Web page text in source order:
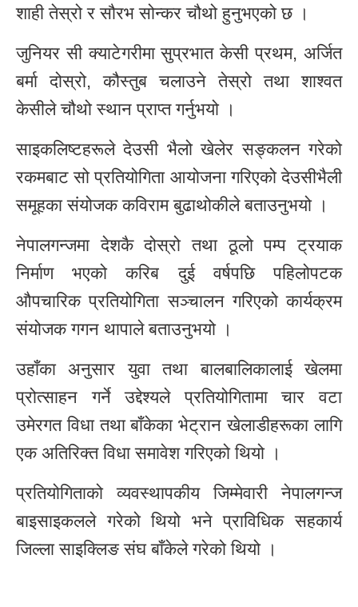
शाही तेस्रो र सौरभ सोन्कर चौथो हुनुभएको छ ।
जुनियर सी क्याटेगरीमा सुप्रभात केसी प्रथम, अर्जित
बर्मा दोस्रो, कौस्तुब चलाउने तेस्रो तथा शाश्वत
केसीले चौथो स्थान प्राप्त गर्नुभयो ।
साइकलिष्टहरूले देउसी भैलो खेलेर सङ्कलन गरेको
रकमबाट सो प्रतियोगिता आयोजना गरिएको देउसीभैली
समूहका संयोजक कविराम बुढाथोकीले बताउनुभयो ।
नेपालगन्जमा देशकै दोस्रो तथा ठूलो पम्प ट्रयाक
निर्माण भएको करिब दुई वर्षपछि पहिलोपटक
औपचारिक प्रतियोगिता सञ्चालन गरिएको कार्यक्रम
संयोजक गगन थापाले बताउनुभयो ।
उहाँका अनुसार युवा तथा बालबालिकालाई खेलमा
प्रोत्साहन गर्ने उद्देश्यले प्रतियोगितामा चार वटा
उमेरगत विधा तथा बाँकेका भेट्रान खेलाडीहरूका लागि
एक अतिरिक्त विधा समावेश गरिएको थियो ।
प्रतियोगिताको व्यवस्थापकीय जिम्मेवारी नेपालगन्ज
बाइसाइकलले गरेको थियो भने प्राविधिक सहकार्य
जिल्ला साइक्लिङ संघ बाँकेले गरेको थियो ।